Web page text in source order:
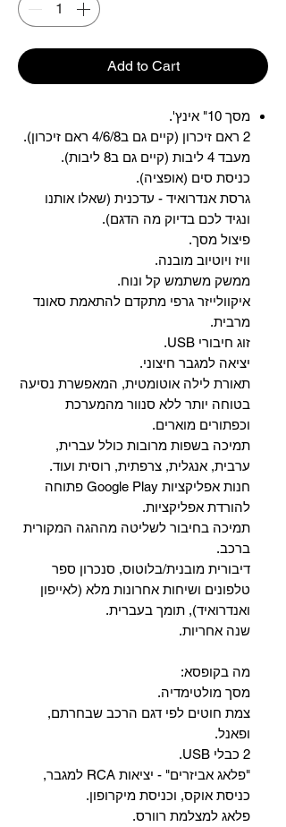
Add to Cart
מסך 10" אינץ'.
2 ראם זיכרון (קיים גם ב4/6/8 ראם זיכרון).
מעבד 4 ליבות (קיים גם ב8 ליבות).
כניסת סים (אופציה).
גרסת אנדרואיד - עדכנית (שאלו אותנו
ונגיד לכם בדיוק מה הדגם).
פיצול מסך.
וויז ויוטיוב מובנה.
ממשק משתמש קל ונוח.
איקוולייזר גרפי מתקדם להתאמת סאונד
מרבית.
זוג חיבורי USB.
יציאה למגבר חיצוני.
תאורת לילה אוטומטית, המאפשרת נסיעה
בטוחה יותר ללא סנוור מהמערכת
וכפתורים מוארים.
תמיכה בשפות מרובות כולל עברית,
ערבית, אנגלית, צרפתית, רוסית ועוד.
‏חנות אפליקציות Google Play פתוחה
להורדת אפליקציות.
‏תמיכה בחיבור לשליטה מההגה המקורית
ברכב.
‏דיבורית מובנית/בלוטוס, ‏סנכרון ספר
טלפונים ושיחות אחרונות מלא (לאייפון
ואנדרואיד), תומך בעברית.
שנה אחריות.
מה בקופסא:
מסך מולטימדיה.
צמת חוטים לפי דגם הרכב שבחרתם,
ופאנל.
2 כבלי USB.
"פלאג אביזרים" - יציאות RCA למגבר,
כניסת אוקס, וכניסת מיקרופון.
פלאג למצלמת רוורס.